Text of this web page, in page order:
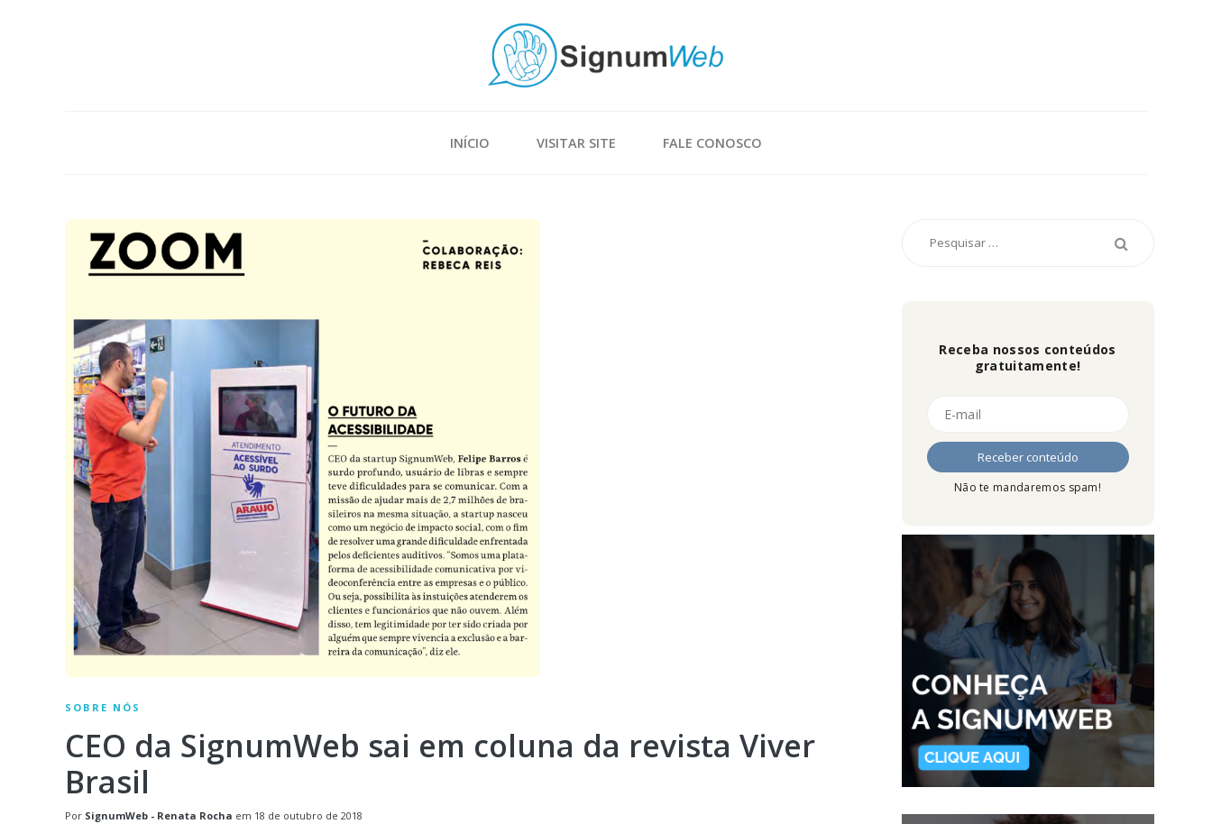
INÍCIO VISITAR SITE FALE CONOSCO
SOBRE NÓS
CEO da SignumWeb sai em coluna da revista Viver
Brasil
Por SignumWeb - Renata Rocha em 18 de outubro de 2018
Receba nossos conteúdos
gratuitamente!
Não te mandaremos spam!